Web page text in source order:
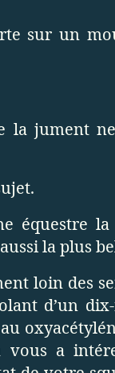
sur un
la jument
équestre
la plus
loin des
d’un
vous a